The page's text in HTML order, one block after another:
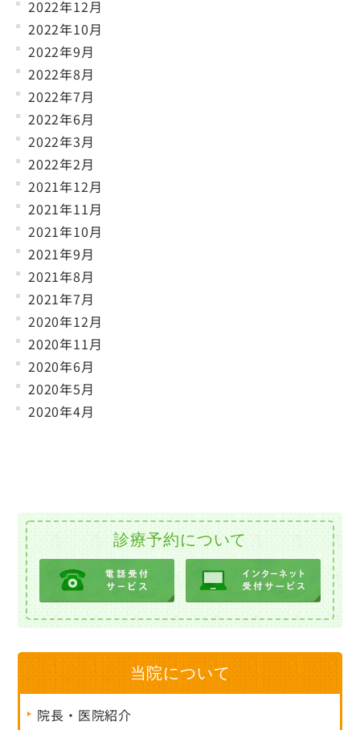
2022年12月
2022年10月
2022年9月
2022年8月
2022年7月
2022年6月
2022年3月
2022年2月
2021年12月
2021年11月
2021年10月
2021年9月
2021年8月
2021年7月
2020年12月
2020年11月
2020年6月
2020年5月
2020年4月
診療予約について
当院について
院長・医院紹介